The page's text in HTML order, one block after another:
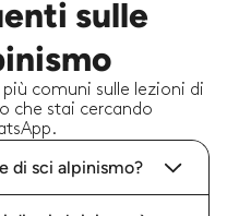
sulle
comuni sulle lezioni di
che stai cercando
di sci alpinismo?